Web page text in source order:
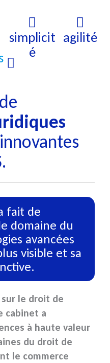
simplicit
é
agilité
.
fait de
domaine du
avancées
visible et sa
le droit de
cabinet a
à haute valeur
du droit de
le commerce